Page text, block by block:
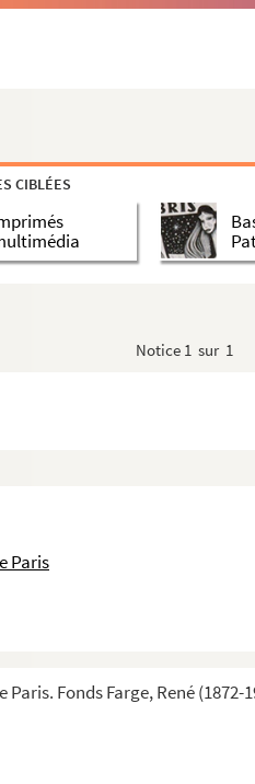
CIBLÉES
Notice 1 sur 1
Paris
Fonds Farge, René (1872-